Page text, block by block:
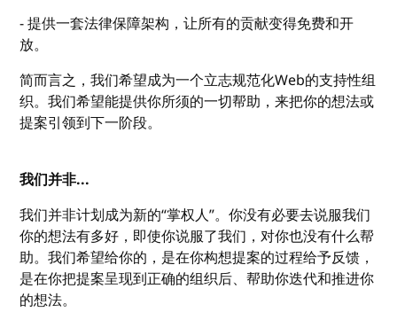
- 提供一套法律保障架构，让所有的贡献变得免费和开
放。
简而言之，我们希望成为一个立志规范化Web的支持性组
织。我们希望能提供你所须的一切帮助，来把你的想法或
提案引领到下一阶段。
我们并非...
我们并非计划成为新的“掌权人”。你没有必要去说服我们
你的想法有多好，即使你说服了我们，对你也没有什么帮
助。我们希望给你的，是在你构想提案的过程给予反馈，
是在你把提案呈现到正确的组织后、帮助你迭代和推进你
的想法。